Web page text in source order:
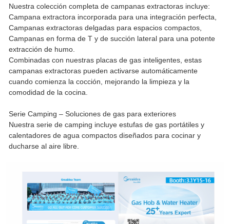
Nuestra colección completa de campanas extractoras incluye:
Campana extractora incorporada para una integración perfecta,
Campanas extractoras delgadas para espacios compactos,
Campanas en forma de T y de succión lateral para una potente
extracción de humo.
Combinadas con nuestras placas de gas inteligentes, estas
campanas extractoras pueden activarse automáticamente
cuando comienza la cocción, mejorando la limpieza y la
comodidad de la cocina.
Serie Camping – Soluciones de gas para exteriores
Nuestra serie de camping incluye estufas de gas portátiles y
calentadores de agua compactos diseñados para cocinar y
ducharse al aire libre.